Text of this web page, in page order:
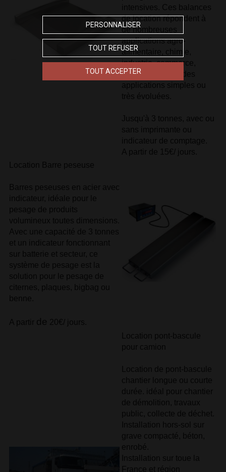
de location répondent à
de nombreuses
applications agro-
alimentaire, chimie,
industrie, commerce,
laboratoire, pour des
PERSONNALISER
TOUT REFUSER
TOUT ACCEPTER